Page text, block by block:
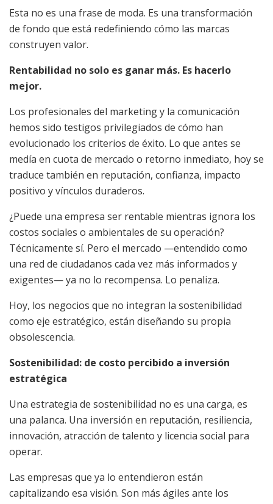
Esta no es una frase de moda. Es una transformación
de fondo que está redefiniendo cómo las marcas
construyen valor.
Rentabilidad no solo es ganar más. Es hacerlo
mejor.
Los profesionales del marketing y la comunicación
hemos sido testigos privilegiados de cómo han
evolucionado los criterios de éxito. Lo que antes se
medía en cuota de mercado o retorno inmediato, hoy se
traduce también en reputación, confianza, impacto
positivo y vínculos duraderos.
¿Puede una empresa ser rentable mientras ignora los
costos sociales o ambientales de su operación?
Técnicamente sí. Pero el mercado —entendido como
una red de ciudadanos cada vez más informados y
exigentes— ya no lo recompensa. Lo penaliza.
Hoy, los negocios que no integran la sostenibilidad
como eje estratégico, están diseñando su propia
obsolescencia.
Sostenibilidad: de costo percibido a inversión
estratégica
Una estrategia de sostenibilidad no es una carga, es
una palanca. Una inversión en reputación, resiliencia,
innovación, atracción de talento y licencia social para
operar.
Las empresas que ya lo entendieron están
capitalizando esa visión. Son más ágiles ante los